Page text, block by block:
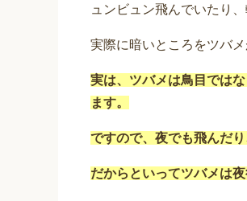
ュンビュン飛んでいたり
実際に暗いところをツバ
実は、ツバメは鳥目では
ます。
ですので、夜でも飛んだ
だからといってツバメは